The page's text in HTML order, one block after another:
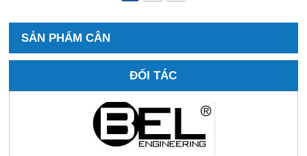
SẢN PHẨM CÂN
ĐỐI TÁC